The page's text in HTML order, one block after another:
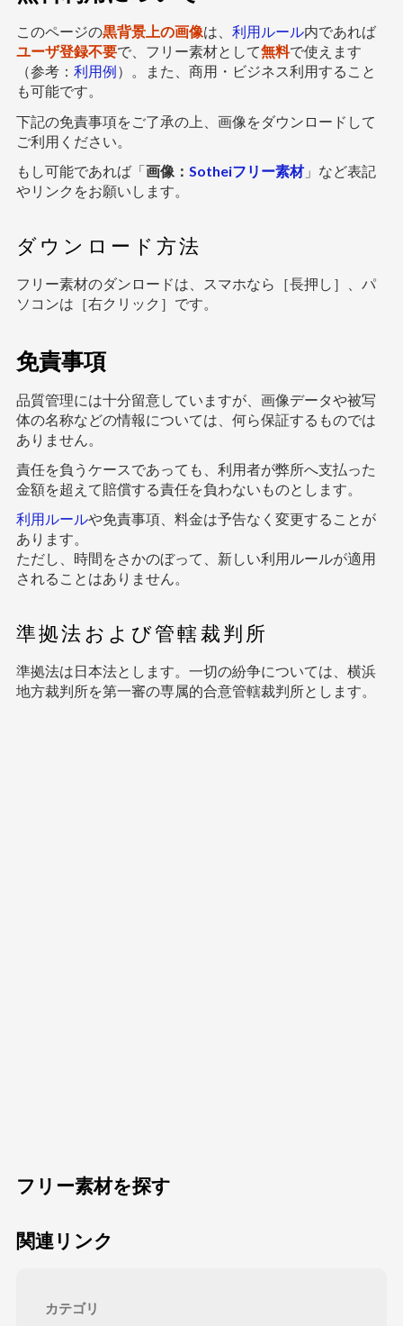
このページの黒背景上の画像は、 利用ルール内であれば
ユーザ登録不要で、フリー素材として無料で使えます
（参考： 利用例）。また、商用・ビジネス利用すること
も可能です。
下記の免責事項をご了承の上、画像をダウンロードして
ご利用ください。
もし可能であれば「画像： Sotheiフリー素材」など表記
やリンクをお願いします。
ダウンロード方法
フリー素材のダンロードは、スマホなら［長押し］、パ
ソコンは［右クリック］です。
免責事項
品質管理には十分留意していますが、画像データや被写
体の名称などの情報については、何ら保証するものでは
ありません。
責任を負うケースであっても、利用者が弊所へ支払った
金額を超えて賠償する責任を負わないものとします。
利用ルールや免責事項、料金は予告なく変更することが
あります。
ただし、時間をさかのぼって、新しい利用ルールが適用
されることはありません。
準拠法および管轄裁判所
準拠法は日本法とします。一切の紛争については、横浜
地方裁判所を第一審の専属的合意管轄裁判所とします。
フリー素材を探す
関連リンク
カテゴリ